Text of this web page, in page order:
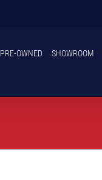
PRE-OWNED SHOWROOM